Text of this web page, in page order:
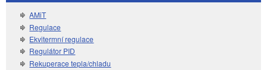
AMiT
Regulace
Ekvitermní regulace
Regulátor PID
Rekuperace tepla/chladu